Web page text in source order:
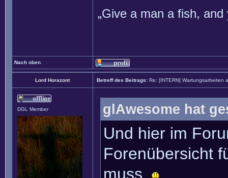
„Give a man a fish,
Nach oben
Lord Horazont Betreff des Beitrags: Re: [INTERN] Wartungsarbeiten
DGL Member glAwesome hat
Und hier im
Forenübersicht
muss.